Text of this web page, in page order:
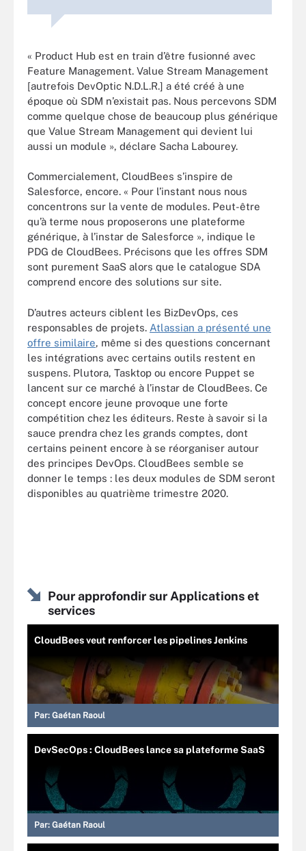
« Product Hub est en train d’être fusionné avec
Feature Management. Value Stream Management
[autrefois DevOptic N.D.L.R.] a été créé à une
époque où SDM n’existait pas. Nous percevons SDM
comme quelque chose de beaucoup plus générique
que Value Stream Management qui devient lui
aussi un module », déclare Sacha Labourey.
Commercialement, CloudBees s’inspire de
Salesforce, encore. « Pour l’instant nous nous
concentrons sur la vente de modules. Peut-être
qu’à terme nous proposerons une plateforme
générique, à l’instar de Salesforce », indique le
PDG de CloudBees. Précisons que les offres SDM
sont purement SaaS alors que le catalogue SDA
comprend encore des solutions sur site.
D’autres acteurs ciblent les BizDevOps, ces
responsables de projets. Atlassian a présenté une
offre similaire, même si des questions concernant
les intégrations avec certains outils restent en
suspens. Plutora, Tasktop ou encore Puppet se
lancent sur ce marché à l’instar de CloudBees. Ce
concept encore jeune provoque une forte
compétition chez les éditeurs. Reste à savoir si la
sauce prendra chez les grands comptes, dont
certains peinent encore à se réorganiser autour
des principes DevOps. CloudBees semble se
donner le temps : les deux modules de SDM seront
disponibles au quatrième trimestre 2020.
Pour approfondir sur Applications et
services
CloudBees veut renforcer les pipelines Jenkins
Par: Gaétan Raoul
DevSecOps : CloudBees lance sa plateforme SaaS
Par: Gaétan Raoul